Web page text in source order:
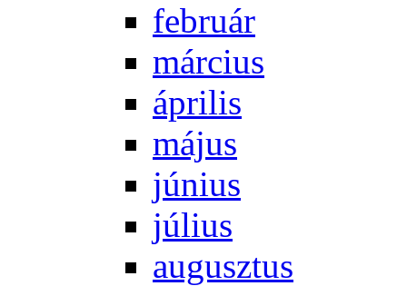
feb­ru­ár
már­ci­us
áp­ri­lis
má­jus
jú­ni­us
jú­li­us
au­gusz­tus